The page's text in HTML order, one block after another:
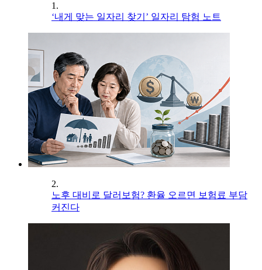
1.
‘내게 맞는 일자리 찾기’ 일자리 탐험 노트
2.
노후 대비로 달러보험? 환율 오르면 보험료 부담
커진다